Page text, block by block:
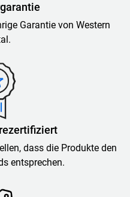
Garantie von Western
dass die Produkte den
entsprechen.